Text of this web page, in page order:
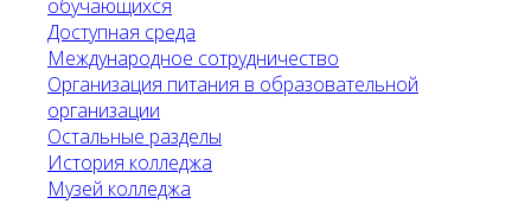
обучающихся
Доступная среда
Международное сотрудничество
Организация питания в образовательной
организации
Остальные разделы
История колледжа
Музей колледжа